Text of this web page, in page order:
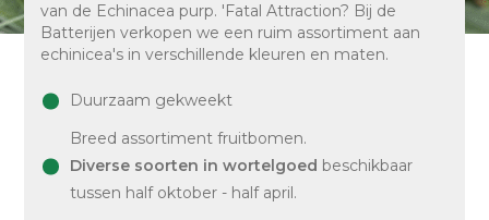
van de Echinacea purp. 'Fatal Attraction? Bij de
Batterijen verkopen we een ruim assortiment aan
echinicea's in verschillende kleuren en maten.
Duurzaam gekweekt
Breed assortiment fruitbomen.
Diverse soorten in wortelgoed beschikbaar
tussen half oktober - half april.